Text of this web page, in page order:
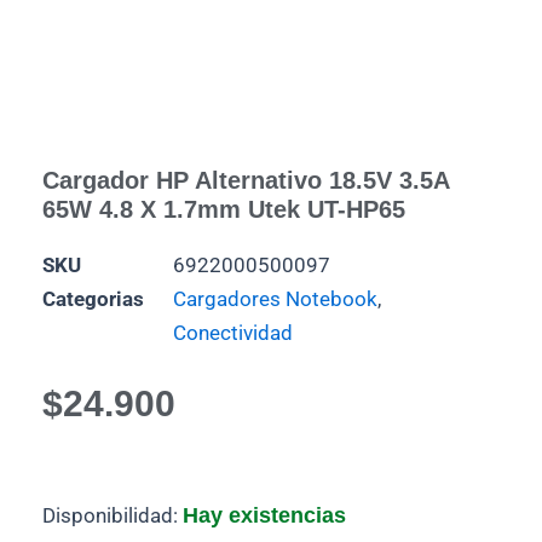
Cargador HP Alternativo 18.5V 3.5A
65W 4.8 X 1.7mm Utek UT-HP65
SKU
6922000500097
Categorias
Cargadores Notebook,
Conectividad
$24.900
Disponibilidad: Hay existencias
Cargador